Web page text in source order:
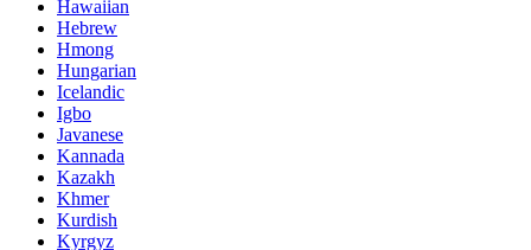
Hawaiian
Hebrew
Hmong
Hungarian
Icelandic
Igbo
Javanese
Kannada
Kazakh
Khmer
Kurdish
Kyrgyz